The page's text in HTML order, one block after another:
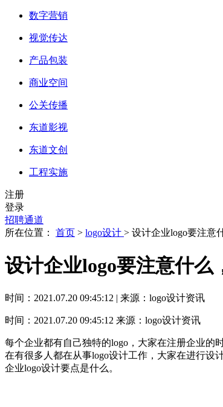
数字营销
视觉传达
产品包装
商业空间
公关传播
东道影视
东道文创
工程实施
注册
登录
招聘通道
所在位置： 首页 > logo设计 > 设计企业logo要注意
设计企业logo要注意什么
时间：2021.07.20 09:45:12 | 来源：logo设计资讯
时间：2021.07.20 09:45:12 来源：logo设计资讯
每个企业都有自己独特的logo，大家在注册企业的
在有很多人都在从事logo设计工作，大家在进行设
企业logo设计要点是什么。